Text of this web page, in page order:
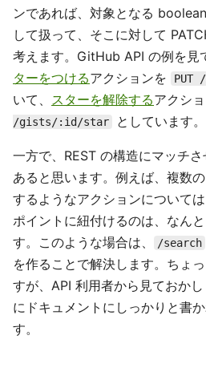
ンであれば、対象となる
して扱って、そこに対して
考えます。GitHub API の例を見
ターをつけるアクションを
いて、 スターを解除するアクシ
/gists/:id/star
としています。
一方で、REST の構造にマッチ
あると思います。例えば、複数
するようなアクションについて
ポイントに紐付けるのは、なん
す。このような場合は、
/search
を作ることで解決します。ちょ
すが、API 利用者から見ておか
にドキュメントにしっかりと書
す。